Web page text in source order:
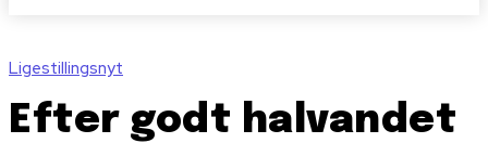
Ligestillingsnyt
Efter godt halvandet